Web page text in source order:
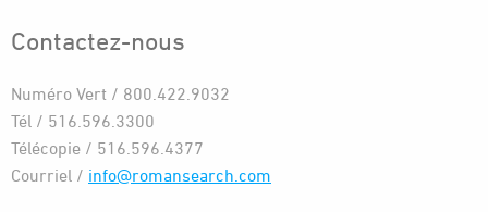
Contactez-nous
Numéro Vert / 800.422.9032
Tél / 516.596.3300
Télécopie / 516.596.4377
Courriel / info@romansearch.com